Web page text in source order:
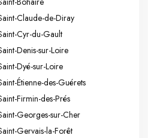
Claude-de-Diray
Cyr-du-Gault
Denis-sur-Loire
Dyé-sur-Loire
Étienne-des-Guérets
Firmin-des-Prés
Georges-sur-Cher
Gervais-la-Forêt